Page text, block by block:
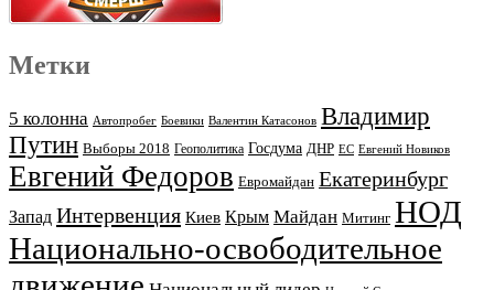
Метки
5 колонна Автопробег Боевики Валентин Катасонов Владимир
Путин Выборы 2018 Геополитика Госдума ДНР ЕС Евгений Новиков
Евгений Федоров Евромайдан Екатеринбург
Запад Интервенция Киев Крым Майдан Митинг НОД
Национально-освободительное